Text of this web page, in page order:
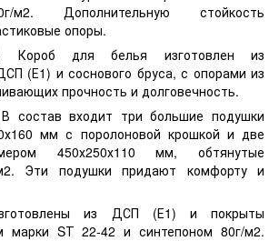
м2. Дополнительную стойкость
опоры.
Короб для белья изготовлен из
(Е1) и соснового бруса, с опорами из
прочность и долговечность.
состав входит три большие подушки
мм с поролоновой крошкой и две
450х250х110 мм, обтянутые
Эти подушки придают комфорту и
из ДСП (Е1) и покрыты
марки SТ 22-42 и синтепоном 80г/м2.